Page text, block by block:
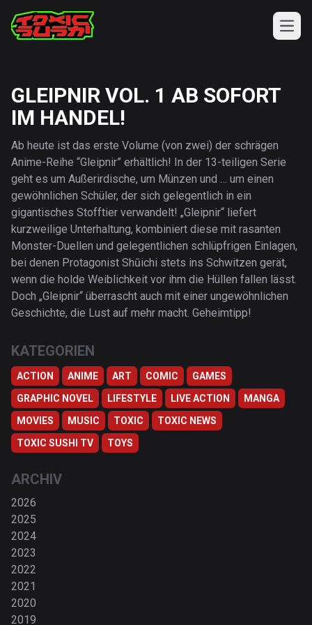
TOXIC NEWS
TOXIC E-MAG
TOXIC ARCHIV
TOXIC SHOP
GLEIPNIR VOL. 1 AB SOFORT
IM HANDEL!
Ab heute ist das erste Volume (von zwei) der schrägen
Anime-Reihe “Gleipnir” erhältlich! In der 13-teiligen Serie
geht es um Außerirdische, um Münzen und … um einen
gewöhnlichen Schüler, der sich gelegentlich in ein
gigantisches Stofftier verwandelt! „Gleipnir“ liefert
kurzweilige Unterhaltung, kombiniert diese mit rasanten
Monster-Duellen und gelegentlichen schlüpfrigen Einlagen,
bei denen Protagonist Shūichi stets ins Schwitzen gerät,
wenn die holde Weiblichkeit vor ihm die Hüllen fallen lässt.
Doch „Gleipnir“ überrascht auch mit einer ungewöhnlichen
Geschichte, die Lust auf mehr macht. Geheimtipp!
KATEGORIEN
ACTION ANIME ART COMIC
GAMES
GRAPHIC NOVEL
LIFESTYLE LIVE ACTION
MANGA
MOVIES
MUSIC TOXIC
TOXIC NEWS
TOXIC SUSHI TV
TOYS
ARCHIV
2026
2025
2024
2023
2022
2021
2020
2019